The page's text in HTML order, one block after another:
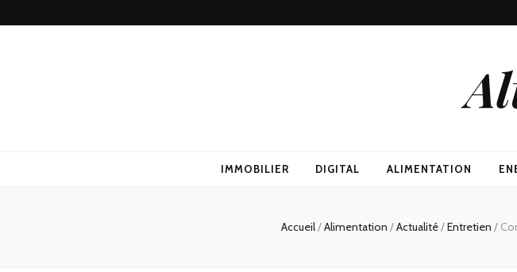
IMMOBILIER DIGITAL ALIMENTATION
Accueil/Alimentation /Actualité/Entretien /